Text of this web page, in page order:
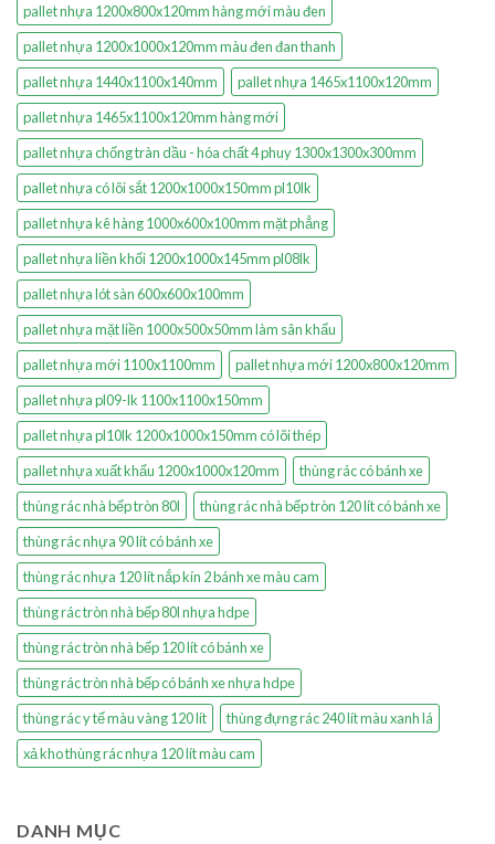
pallet nhựa 1200x800x120mm hàng mới màu đen
pallet nhựa 1200x1000x120mm màu đen đan thanh
pallet nhựa 1440x1100x140mm
pallet nhựa 1465x1100x120mm
pallet nhựa 1465x1100x120mm hàng mới
pallet nhựa chống tràn dầu - hóa chất 4 phuy 1300x1300x300mm
pallet nhựa có lõi sắt 1200x1000x150mm pl10lk
pallet nhựa kê hàng 1000x600x100mm mặt phẳng
pallet nhựa liền khối 1200x1000x145mm pl08lk
pallet nhựa lót sàn 600x600x100mm
pallet nhựa mặt liền 1000x500x50mm làm sân khấu
pallet nhựa mới 1100x1100mm
pallet nhựa mới 1200x800x120mm
pallet nhựa pl09-lk 1100x1100x150mm
pallet nhựa pl10lk 1200x1000x150mm có lõi thép
pallet nhựa xuất khẩu 1200x1000x120mm
thùng rác có bánh xe
thùng rác nhà bếp tròn 80l
thùng rác nhà bếp tròn 120 lít có bánh xe
thùng rác nhựa 90 lít có bánh xe
thùng rác nhựa 120 lít nắp kín 2 bánh xe màu cam
thùng rác tròn nhà bếp 80l nhựa hdpe
thùng rác tròn nhà bếp 120 lít có bánh xe
thùng rác tròn nhà bếp có bánh xe nhựa hdpe
thùng rác y tế màu vàng 120 lít
thùng đựng rác 240 lít màu xanh lá
xả kho thùng rác nhựa 120 lít màu cam
DANH MỤC